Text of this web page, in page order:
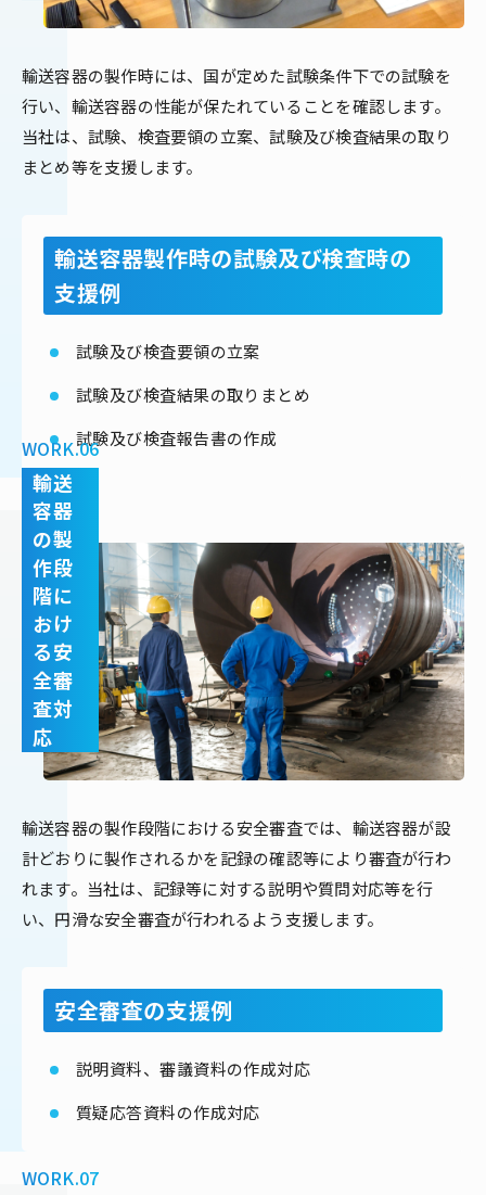
輸送容器の製作時には、国が定めた試験条件下での試験を
行い、輸送容器の性能が保たれていることを確認します。
当社は、試験、検査要領の立案、試験及び検査結果の取り
まとめ等を支援します。
輸送容器製作時の試験及び検査時の
支援例
試験及び検査要領の立案
試験及び検査結果の取りまとめ
試験及び検査報告書の作成
WORK.06
輸送
容器
の製
作段
階に
おけ
る安
全審
査対
応
輸送容器の製作段階における安全審査では、輸送容器が設
計どおりに製作されるかを記録の確認等により審査が行わ
れます。当社は、記録等に対する説明や質問対応等を行
い、円滑な安全審査が行われるよう支援します。
安全審査の支援例
説明資料、審議資料の作成対応
質疑応答資料の作成対応
WORK.07